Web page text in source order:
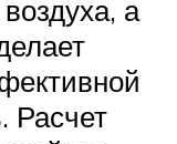
а
Расчет